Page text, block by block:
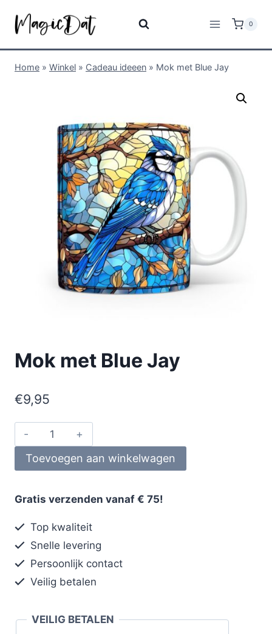
0
Home » Winkel » Cadeau ideeen » Mok met Blue Jay
Mok met Blue Jay
€9,95
Toevoegen aan winkelwagen
Gratis verzenden vanaf € 75!
Top kwaliteit
Snelle levering
Persoonlijk contact
Veilig betalen
VEILIG BETALEN